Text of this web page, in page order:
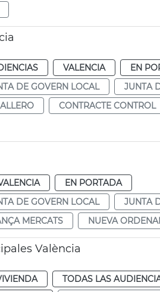
VALENCIA
EN
DE GOVERN LOCAL
JUNTA
CONTRACTE CONTROL
EN PORTADA
DE GOVERN LOCAL
JUNTA
MERCATS NUEVA
València
TODAS LAS